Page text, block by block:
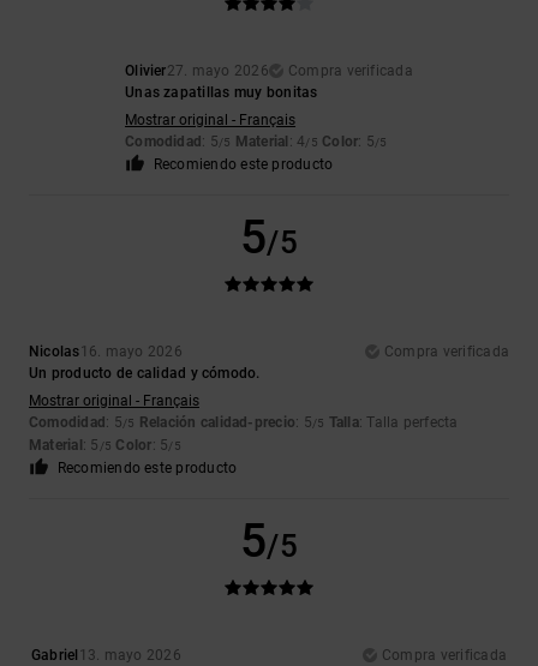
Olivier27. mayo 2026
Compra verificada
Unas zapatillas muy bonitas
Mostrar original - Français
Comodidad : 5/5 Material : 4/5 Color: 5/5
Recomiendo este producto
5/5
Nicolas16. mayo 2026
Compra verificada
Un producto de calidad y cómodo.
Mostrar original - Français
Comodidad : 5/5 Relación calidad-precio: 5/5 Talla: Talla perfecta
Material : 5 /5 Color: 5/5
Recomiendo este producto
5/5
Gabriel 13. mayo 2026
Compra verificada